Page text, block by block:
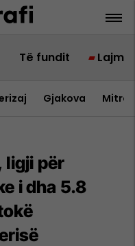
Të fundit Lajme
Gjakova
ligji për
i dha 5.8